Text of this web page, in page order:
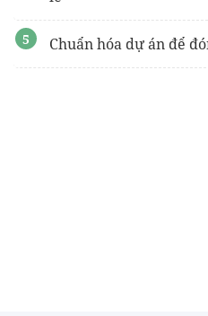
Chuẩn hóa dự án để